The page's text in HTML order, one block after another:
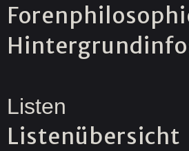
Listen
Listenübersicht